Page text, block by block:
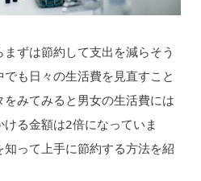
ずは節約して支出を減らそう
も日々の生活費を見直すこと
みてみると男女の生活費には
る金額は2倍になっていま
って上手に節約する方法を紹